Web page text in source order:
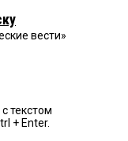
вести»
текстом
+ Enter.